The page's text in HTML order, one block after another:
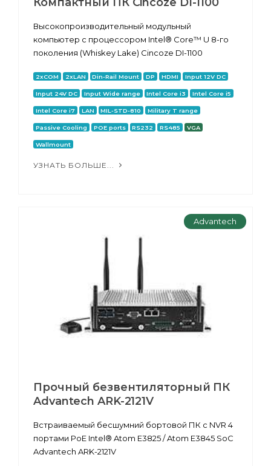
Высокопроизводительный модульный
компьютер с процессором Intel® Core™ U 8-го
поколения (Whiskey Lake) Cincoze DI-1100
2xCOM 2xLAN Din-Rail Mount DP HDMI Input 12V DC
Input 24V DC Input Wide range Intel Core i3 Intel Core i5
Intel Core i7 LAN MIL-STD-810 Military T range
Passive Cooling POE ports RS232 RS485 VGA
Wallmount
УЗНАТЬ БОЛЬШЕ...
Advantech
Прочный безвентиляторный ПК
Advantech ARK-2121V
Встраиваемый бесшумний бортовой ПК с NVR 4
портами PoE Intel® Atom E3825 / Atom E3845 SoC
Advantech ARK-2121V